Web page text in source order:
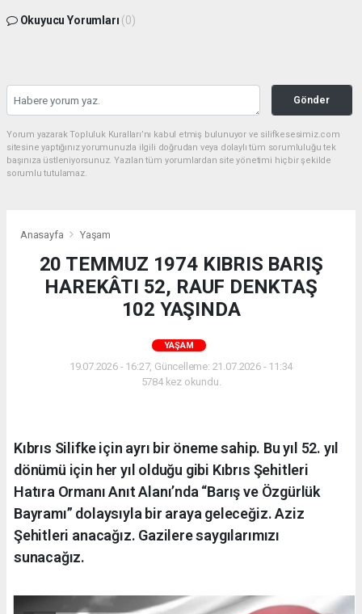
Okuyucu Yorumları (0)
Gönder
Yorum yazarak Topluluk Kuralları’nı kabul etmiş bulunuyor ve silifkesesimiz.com
sitesine yaptığınız yorumunuzla ilgili doğrudan veya dolaylı tüm sorumluluğu tek
başınıza üstleniyorsunuz. Yazılan tüm yorumlardan site yönetimi hiçbir şekilde
sorumlu tutulamaz.
Anasayfa Yaşam
20 TEMMUZ 1974 KIBRIS BARIŞ
HAREKÂTI 52, RAUF DENKTAŞ
102 YAŞINDA
YAŞAM
19.07.2026 - 16:27, Güncelleme: 21.07.2026 - 11:34
5784 kez okundu.
Kıbrıs Silifke için ayrı bir öneme sahip. Bu yıl 52. yıl
dönümü için her yıl olduğu gibi Kıbrıs Şehitleri
Hatıra Ormanı Anıt Alanı’nda “Barış ve Özgürlük
Bayramı” dolaysıyla bir araya geleceğiz. Aziz
Şehitleri anacağız. Gazilere saygılarımızı
sunacağız.